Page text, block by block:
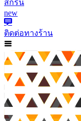
สกรีน
new
ติดต่อทางร้าน